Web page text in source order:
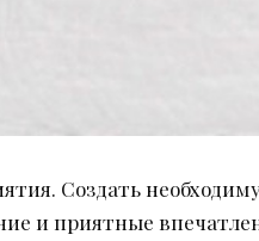
Создать
и приятные